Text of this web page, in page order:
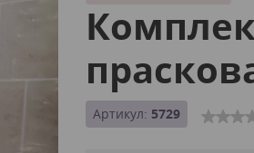
Артикул: 5729